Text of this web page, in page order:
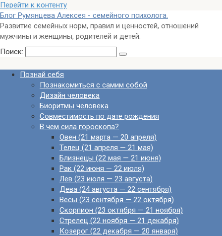
Перейти к контенту
Блог Румянцева Алексея - семейного психолога.
Развитие семейных норм, правил и ценностей, отношений
мужчины и женщины, родителей и детей.
Поиск:
Познай себя
Познакомиться с самим собой
Дизайн человека
Биоритмы человека
Совместимость по дате рождения
В чем сила гороскопа?
Овен (21 марта — 20 апреля)
Телец (21 апреля — 21 мая)
Близнецы (22 мая — 21 июня)
Рак (22 июня — 22 июля)
Лев (23 июля — 23 августа)
Дева (24 августа — 22 сентября)
Весы (23 сентября — 22 октября)
Скорпион (23 октября — 21 ноября)
Стрелец (22 ноября — 21 декабря)
Козерог (22 декабря — 20 января)